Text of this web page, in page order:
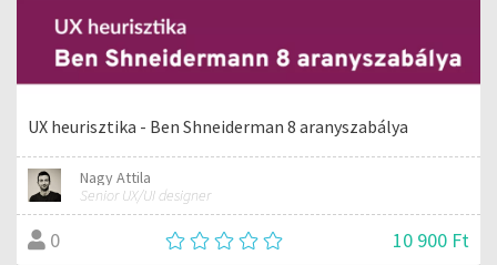
UX heurisztika - Ben Shneiderman 8 aranyszabálya
Nagy Attila
Senior UX/UI designer
0 10 900 Ft